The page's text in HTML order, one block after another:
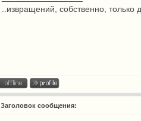
..извращений, собственно,
Заголовок сообщения: